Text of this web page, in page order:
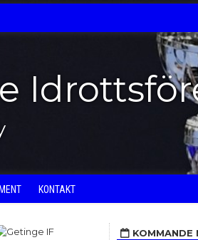
KONTAKT
KOMMANDE